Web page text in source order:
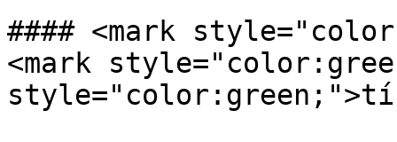
#### <mark
<mark